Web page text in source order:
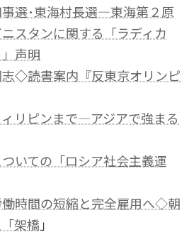
選･東海村長選―東海第２原
スタンに関する「ラディカ
声明
◇読書案内『反東京オリンピ
リピンまで―アジアで強まる
いての「ロシア社会主義運
時間の短縮と完全雇用へ◇朝
架橋 」